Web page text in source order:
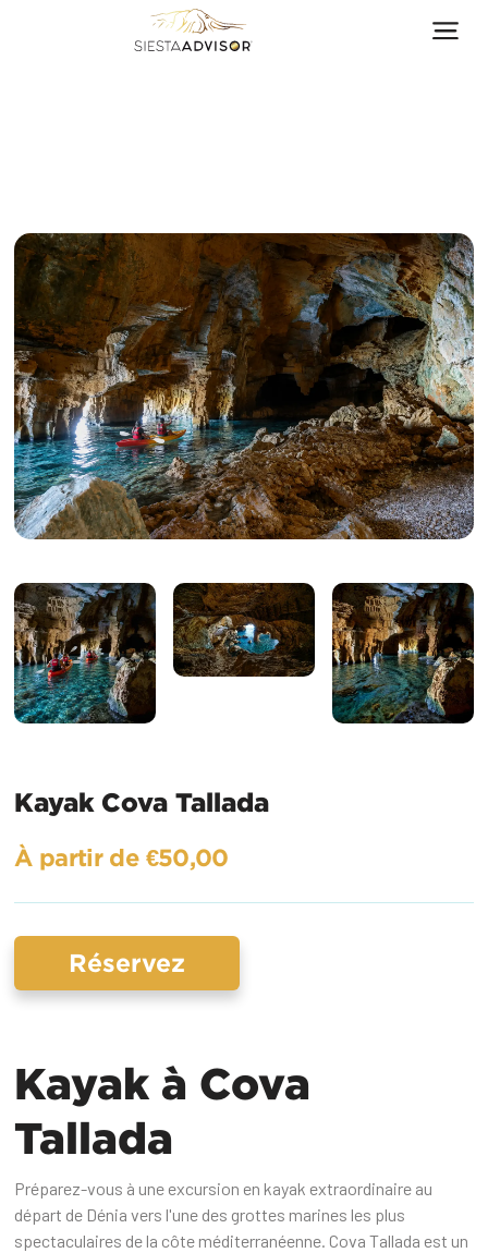
Kayak Cova Tallada
À partir de €50,00
Réservez
Kayak à Cova
Tallada
Préparez-vous à une excursion en kayak extraordinaire au
départ de Dénia vers l'une des grottes marines les plus
spectaculaires de la côte méditerranéenne. Cova Tallada est un